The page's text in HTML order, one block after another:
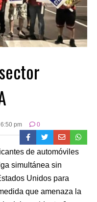
pm 0
de automóviles
simultánea sin
Unidos para
que amenaza la